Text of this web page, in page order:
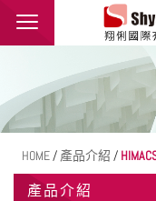
翔俐國際
HOME/ 產品介紹 /
產品介紹